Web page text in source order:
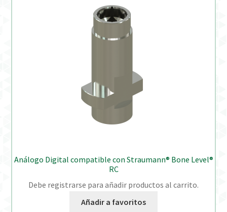
Análogo Digital compatible con Straumann® Bone Level®
RC
Debe registrarse para añadir productos al carrito.
Añadir a favoritos